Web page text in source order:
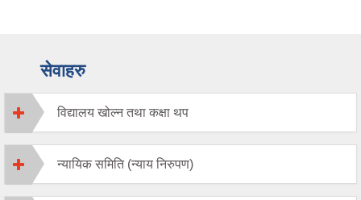
सेवाहरु
विद्यालय खोल्न तथा कक्षा थप
न्यायिक समिति (न्याय निरुपण)